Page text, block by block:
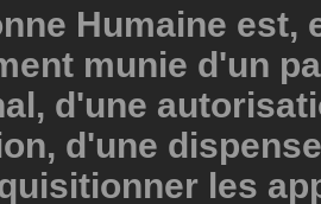
Humaine est,
munie d'un
d'une
d'une
les